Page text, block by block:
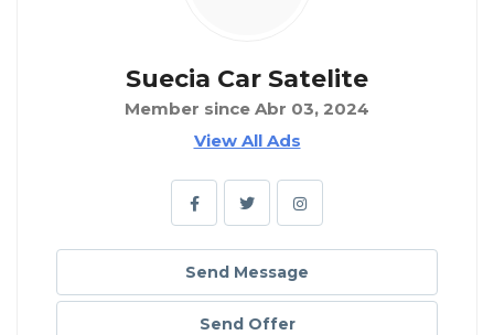
Suecia Car Satelite
Member since Abr 03, 2024
View All Ads
Send Message
Send Offer